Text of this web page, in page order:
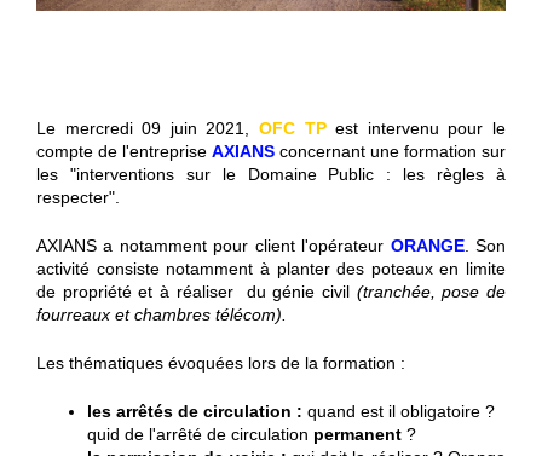
Le mercredi 09 juin 2021, OFC TPest intervenu pour le
compte de l'entreprise AXIANS concernant une formation sur
les "interventions sur le Domaine Public : les règles à
respecter".
AXIANS a notamment pour client l'opérateur ORANGE. Son
activité consiste notamment à planter des poteaux en limite
de propriété et à réaliser du génie civil (tranchée, pose de
fourreaux et chambres télécom).
Les thématiques évoquées lors de la formation :
les arrêtés de circulation : quand est il obligatoire ?
quid de l'arrêté de circulation permanent ?